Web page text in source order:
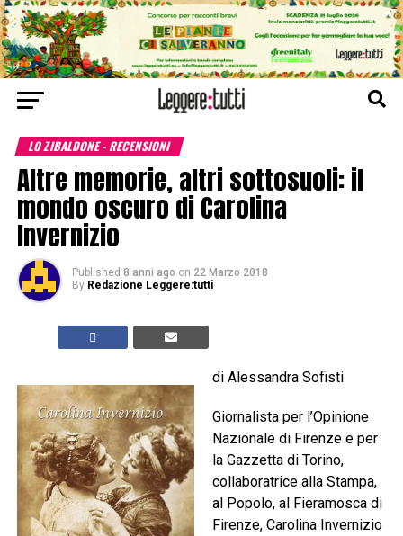
LO ZIBALDONE - RECENSIONI
Altre memorie, altri sottosuoli: il
mondo oscuro di Carolina
Invernizio
Published 8 anni ago on 22 Marzo 2018
By Redazione Leggere:tutti
di Alessandra Sofisti
Giornalista per l’Opinione
Nazionale di Firenze e per
la Gazzetta di Torino,
collaboratrice alla Stampa,
al Popolo, al Fieramosca di
Firenze, Carolina Invernizio